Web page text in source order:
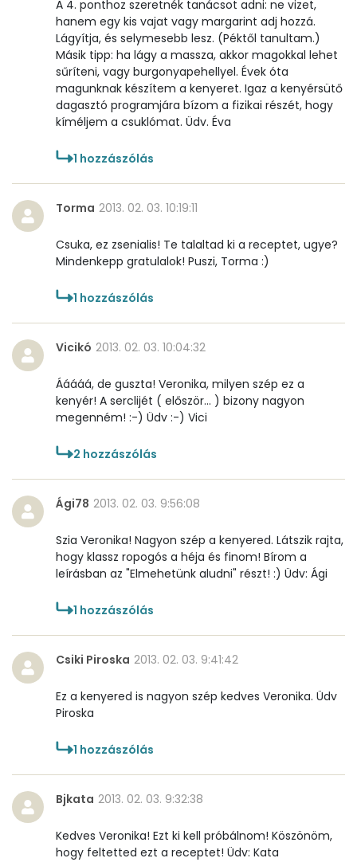
A 4. ponthoz szeretnék tanácsot adni: ne vizet,
hanem egy kis vajat vagy margarint adj hozzá.
Lágyítja, és selymesebb lesz. (Péktől tanultam.)
Másik tipp: ha lágy a massza, akkor magokkal lehet
sűríteni, vagy burgonyapehellyel. Évek óta
magunknak készítem a kenyeret. Igaz a kenyérsütő
dagasztó programjára bízom a fizikai részét, hogy
kíméljem a csuklómat. Üdv. Éva
1 hozzászólás
Torma 2013. 02. 03. 10:19:11
Csuka, ez zsenialis! Te talaltad ki a receptet, ugye?
Mindenkepp gratulalok! Puszi, Torma :)
1 hozzászólás
Vicikó 2013. 02. 03. 10:04:32
Ááááá, de guszta! Veronika, milyen szép ez a
kenyér! A serclijét ( először... ) bizony nagyon
megenném! :-) Üdv :-) Vici
2 hozzászólás
Ági78 2013. 02. 03. 9:56:08
Szia Veronika! Nagyon szép a kenyered. Látszik rajta,
hogy klassz ropogós a héja és finom! Bírom a
leírásban az "Elmehetünk aludni" részt! :) Üdv: Ági
1 hozzászólás
Csiki Piroska 2013. 02. 03. 9:41:42
Ez a kenyered is nagyon szép kedves Veronika. Üdv
Piroska
1 hozzászólás
Bjkata 2013. 02. 03. 9:32:38
Kedves Veronika! Ezt ki kell próbálnom! Köszönöm,
hogy feltetted ezt a receptet! Üdv: Kata